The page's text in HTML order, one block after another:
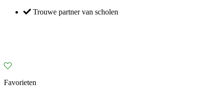
Trouwe partner van scholen
Favorieten